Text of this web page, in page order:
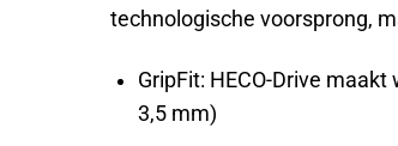
technologische voorsprong,
GripFit: HECO-Drive
3,5 mm)